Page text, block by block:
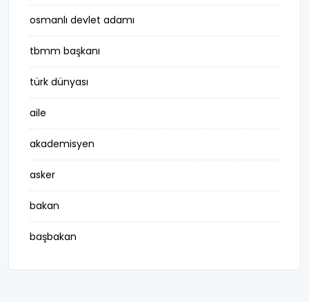
osmanlı devlet adamı
tbmm başkanı
türk dünyası
aile
akademisyen
asker
bakan
başbakan
belediye başkanı